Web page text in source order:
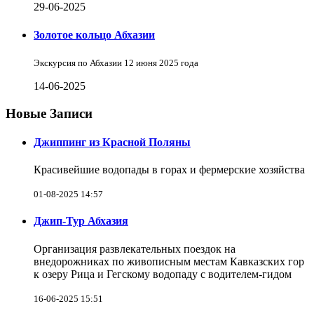
29-06-2025
Золотое кольцо Абхазии
Экскурсия по Абхазии 12 июня 2025 года
14-06-2025
Новые Записи
Джиппинг из Красной Поляны
Красивейшие водопады в горах и фермерские хозяйства
01-08-2025 14:57
Джип-Тур Абхазия
Организация развлекательных поездок на
внедорожниках по живописным местам Кавказских гор
к озеру Рица и Гегскому водопаду с водителем-гидом
16-06-2025 15:51